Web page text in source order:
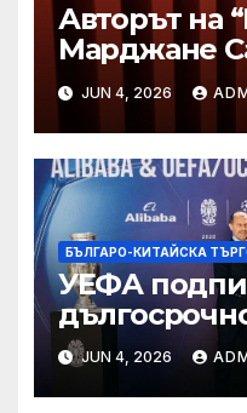
Авторът на
Марджане
“от тъга” на
JUN 4, 2026
БЪЛГАРО-КИТАЙСКА
УЕФА
JUN 4, 2026